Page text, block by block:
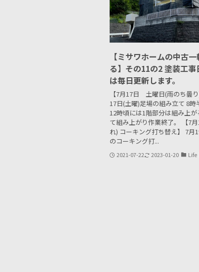
【ミサワホームの中古
る】その11の2 塗装工
は毎日更新します。
【7月17日 土曜日(雨のち曇
17日(土曜)足場の組み立て 8時
12時頃には1階部分は組み上
て組み上がり作業終了。 【7
れ) コーキング打ち替え】 7月
のコーキング打...
2021-07-22 2023-01-20